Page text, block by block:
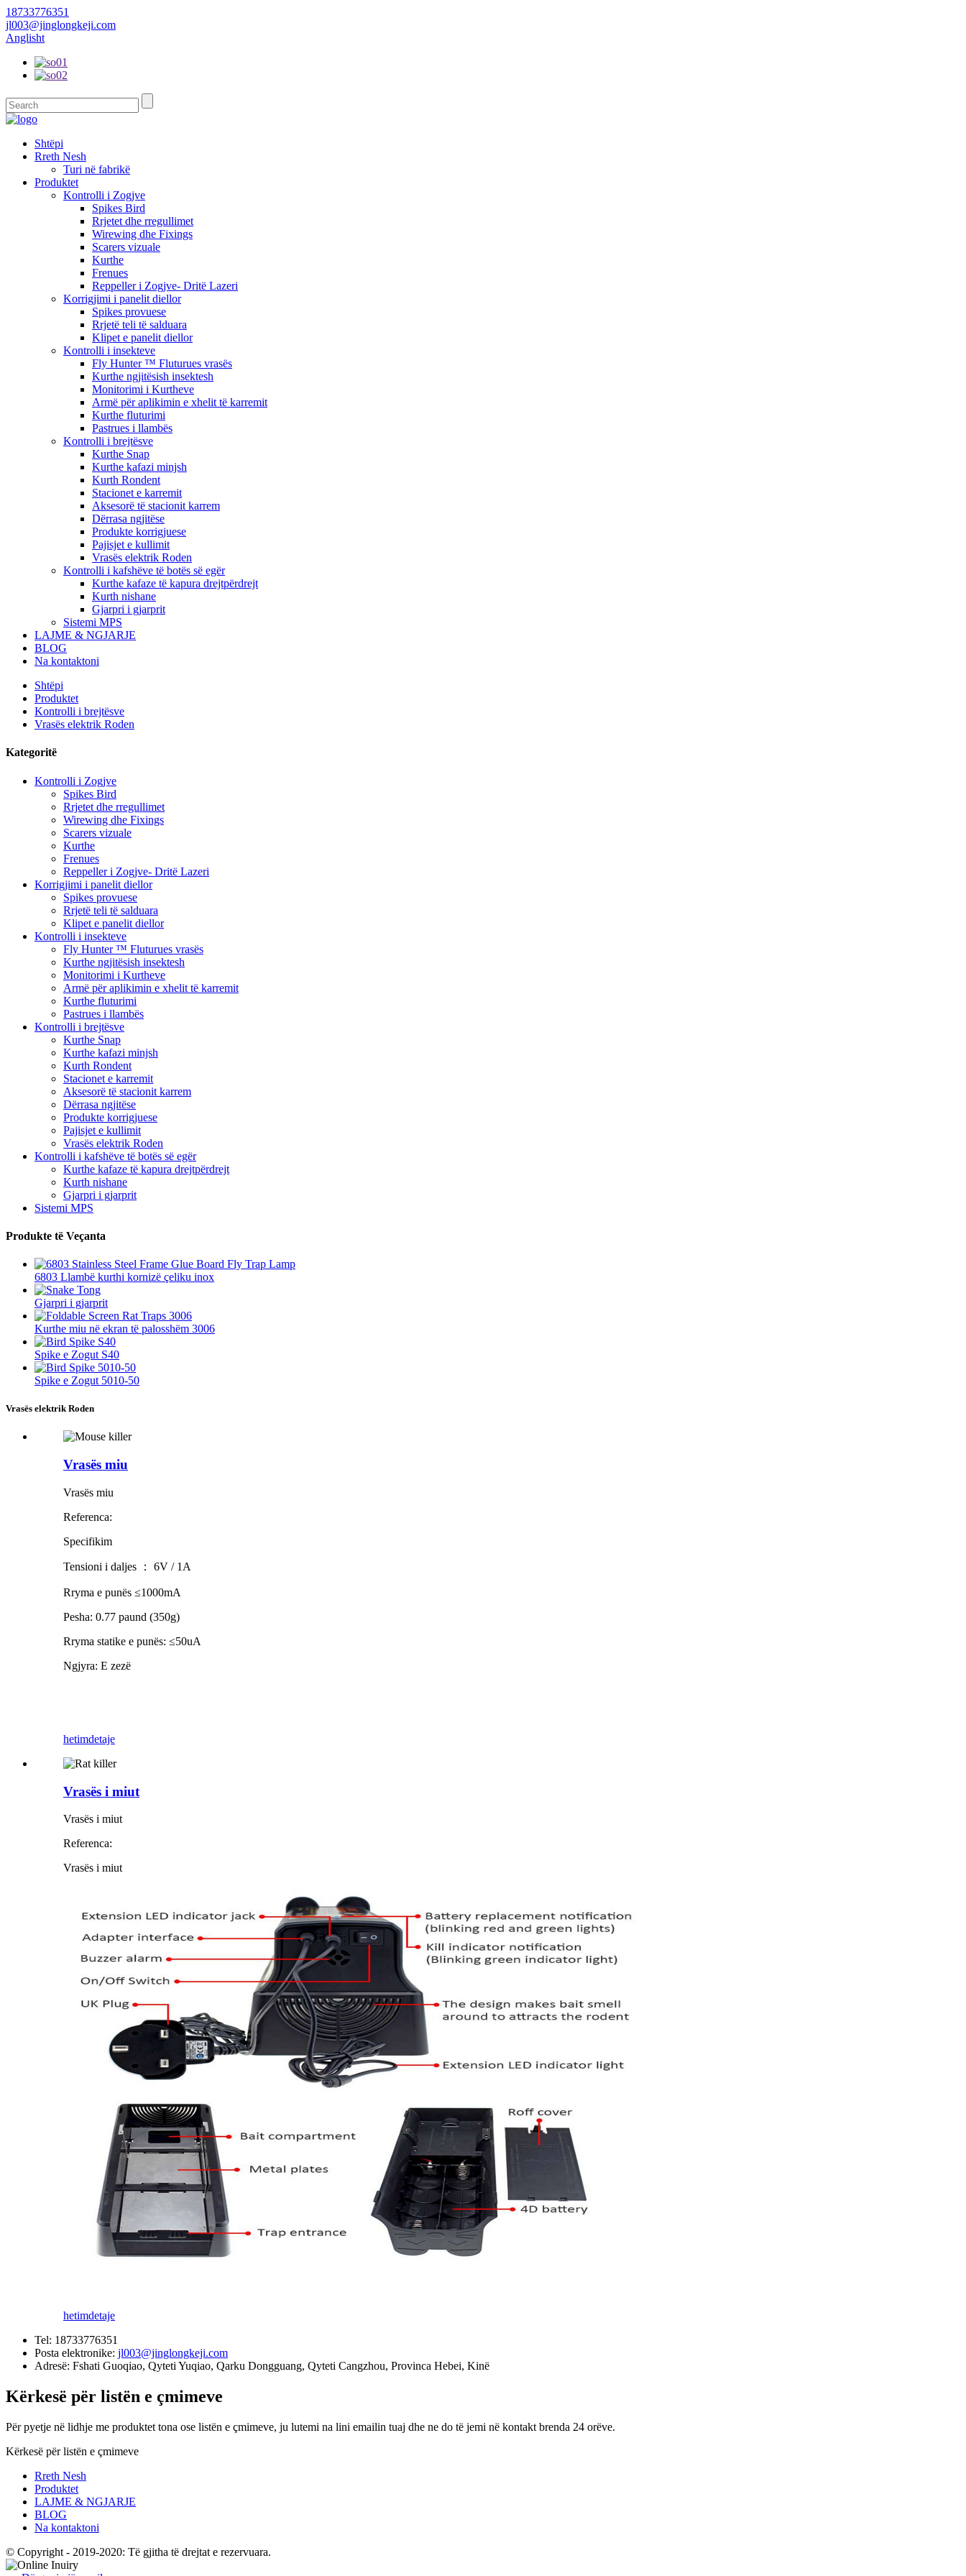
18733776351
jl003@jinglongkeji.com
Anglisht
Shtëpi
Rreth Nesh
Turi në fabrikë
Produktet
Kontrolli i Zogjve
Spikes Bird
Rrjetet dhe rregullimet
Wirewing dhe Fixings
Scarers vizuale
Kurthe
Frenues
Reppeller i Zogjve- Dritë Lazeri
Korrigjimi i panelit diellor
Spikes provuese
Rrjetë teli të salduara
Klipet e panelit diellor
Kontrolli i insekteve
Fly Hunter ™ Fluturues vrasës
Kurthe ngjitësish insektesh
Monitorimi i Kurtheve
Armë për aplikimin e xhelit të karremit
Kurthe fluturimi
Pastrues i llambës
Kontrolli i brejtësve
Kurthe Snap
Kurthe kafazi minjsh
Kurth Rondent
Stacionet e karremit
Aksesorë të stacionit karrem
Dërrasa ngjitëse
Produkte korrigjuese
Pajisjet e kullimit
Vrasës elektrik Roden
Kontrolli i kafshëve të botës së egër
Kurthe kafaze të kapura drejtpërdrejt
Kurth nishane
Gjarpri i gjarprit
Sistemi MPS
LAJME & NGJARJE
BLOG
Na kontaktoni
Shtëpi
Produktet
Kontrolli i brejtësve
Vrasës elektrik Roden
Kategoritë
Kontrolli i Zogjve
Spikes Bird
Rrjetet dhe rregullimet
Wirewing dhe Fixings
Scarers vizuale
Kurthe
Frenues
Reppeller i Zogjve- Dritë Lazeri
Korrigjimi i panelit diellor
Spikes provuese
Rrjetë teli të salduara
Klipet e panelit diellor
Kontrolli i insekteve
Fly Hunter ™ Fluturues vrasës
Kurthe ngjitësish insektesh
Monitorimi i Kurtheve
Armë për aplikimin e xhelit të karremit
Kurthe fluturimi
Pastrues i llambës
Kontrolli i brejtësve
Kurthe Snap
Kurthe kafazi minjsh
Kurth Rondent
Stacionet e karremit
Aksesorë të stacionit karrem
Dërrasa ngjitëse
Produkte korrigjuese
Pajisjet e kullimit
Vrasës elektrik Roden
Kontrolli i kafshëve të botës së egër
Kurthe kafaze të kapura drejtpërdrejt
Kurth nishane
Gjarpri i gjarprit
Sistemi MPS
Produkte të Veçanta
6803 Llambë kurthi kornizë çeliku inox
Gjarpri i gjarprit
Kurthe miu në ekran të palosshëm 3006
Spike e Zogut S40
Spike e Zogut 5010-50
Vrasës elektrik Roden
Vrasës miu
Vrasës miu
Referenca:
Specifikim
Tensioni i daljes ： 6V / 1A
Rryma e punës ≤1000mA
Pesha: 0.77 paund (350g)
Rryma statike e punës: ≤50uA
Ngjyra: E zezë
hetimdetaje
Vrasës i miut
Vrasës i miut
Referenca:
Vrasës i miut
hetimdetaje
Tel: 18733776351
Posta elektronike: jl003@jinglongkeji.com
Adresë: Fshati Guoqiao, Qyteti Yuqiao, Qarku Dongguang, Qyteti Cangzhou, Provinca Hebei, Kinë
Kërkesë për listën e çmimeve
Për pyetje në lidhje me produktet tona ose listën e çmimeve, ju lutemi na lini emailin tuaj dhe ne do të jemi në kontakt brenda 24 orëve.
Kërkesë për listën e çmimeve
Rreth Nesh
Produktet
LAJME & NGJARJE
BLOG
Na kontaktoni
© Copyright - 2019-2020: Të gjitha të drejtat e rezervuara.